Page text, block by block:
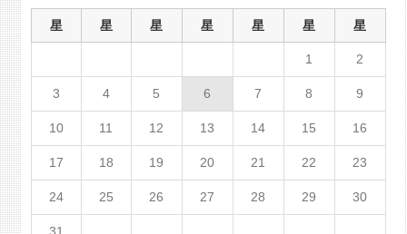
星 星 星 星 星 星 星
1 2
3 4 5 6 7 8 9
10 11 12 13 14 15 16
17 18 19 20 21 22 23
24 25 26 27 28 29 30